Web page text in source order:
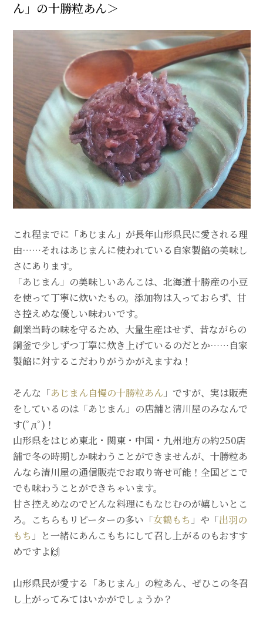
ん」の十勝粒あん＞
これ程までに「あじまん」が長年山形県民に愛される理
由……それはあじまんに使われている自家製餡の美味し
さにあります。
「あじまん」の美味しいあんこは、北海道十勝産の小豆
を使って丁寧に炊いたもの。添加物は入っておらず、甘
さ控えめな優しい味わいです。
創業当時の味を守るため、大量生産はせず、昔ながらの
銅釜で少しずつ丁寧に炊き上げているのだとか……自家
製餡に対するこだわりがうかがえますね！
そんな「あじまん自慢の十勝粒あん 」ですが、実は販売
をしているのは「あじまん」の店舗と清川屋のみなんで
す(ﾟдﾟ)！
山形県をはじめ東北・関東・中国・九州地方の約250店
舗で冬の時期しか味わうことができませんが、十勝粒あ
んなら清川屋の通信販売でお取り寄せ可能！全国どこで
でも味わうことができちゃいます。
甘さ控えめなのでどんな料理にもなじむのが嬉しいとこ
ろ。こちらもリピーターの多い「女鶴もち 」や「出羽の
もち 」と一緒にあんこもちにして召し上がるのもおすす
めですよ🙌
山形県民が愛する「あじまん」の粒あん、ぜひこの冬召
し上がってみてはいかがでしょうか？